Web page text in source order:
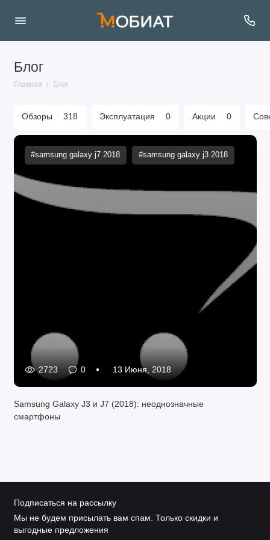
Блог
Главная Блог
Обзоры 318 Эксплуатация 0 Акции 0
#samsung galaxy j7 2018 #samsung galaxy j3 2018
2723 0 13 Июня, 2018
Samsung Galaxy J3 и J7 (2018): неоднозначные
смартфоны
Подписаться на рассылку
Мы не будем присылать вам спам. Только скидки и
выгодные предложения